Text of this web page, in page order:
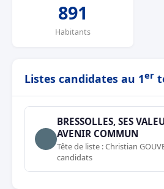
891
Habitants
Listes candidates au 1er
BRESSOLLES, SES
AVENIR COMMUN
Tête de liste : Christian
candidats